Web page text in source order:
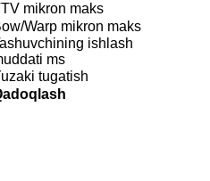
mikron maks
Warp mikron maks
ishlash
ms
tugatish